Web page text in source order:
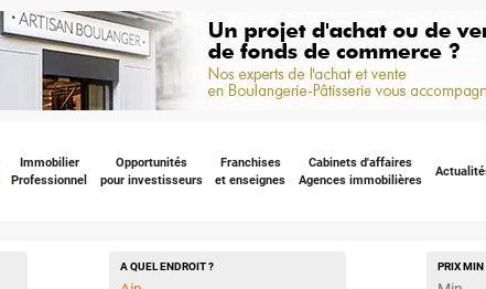
Immobilier
Professionnel
Opportunités
pour investisseurs
Franchises
et enseignes
Cabinets d'affaires
Agences immobilières
A QUEL ENDROIT ? PRIXMIN